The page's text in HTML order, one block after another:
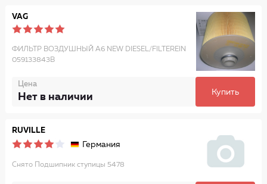
VAG
ФИЛЬТР ВОЗДУШНЫЙ А6 NEW DIESEL/FILTEREIN
059133843B
Цена
Нет в наличии Купить
RUVILLE
Германия
Снято Подшипник ступицы 5478